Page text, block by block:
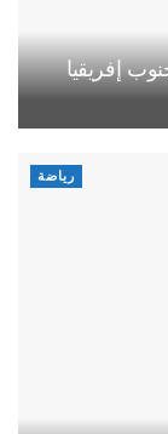
إفريقيا
رياضة